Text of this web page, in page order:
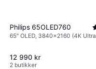
Philips 65OLED760
65" OLED, 3840x2160 (4K Ultra
12 990 kr
2 butikker